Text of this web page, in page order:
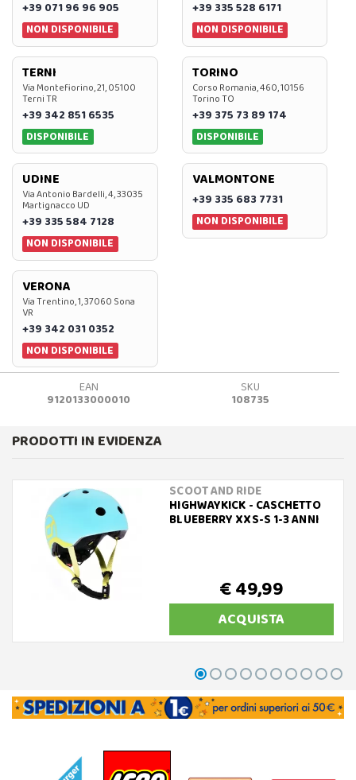
+39 071 96 96 905
NON DISPONIBILE
+39 335 528 6171
NON DISPONIBILE
TERNI
Via Montefiorino, 21, 05100
Terni TR
+39 342 851 6535
DISPONIBILE
TORINO
Corso Romania, 460, 10156
Torino TO
+39 375 73 89 174
DISPONIBILE
UDINE
Via Antonio Bardelli, 4, 33035
Martignacco UD
+39 335 584 7128
NON DISPONIBILE
VALMONTONE
+39 335 683 7731
NON DISPONIBILE
VERONA
Via Trentino, 1, 37060 Sona
VR
+39 342 031 0352
NON DISPONIBILE
EAN
9120133000010
SKU
108735
PRODOTTI IN EVIDENZA
SCOOT AND RIDE
HIGHWAYKICK - CASCHETTO
BLUEBERRY XXS-S 1-3 ANNI
€ 49,99
ACQUISTA